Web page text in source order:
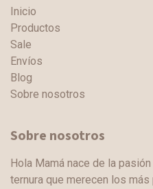
Inicio
Productos
Sale
Envíos
Blog
Sobre nosotros
Sobre nosotros
Hola Mamá nace de la
ternura que merecen los más